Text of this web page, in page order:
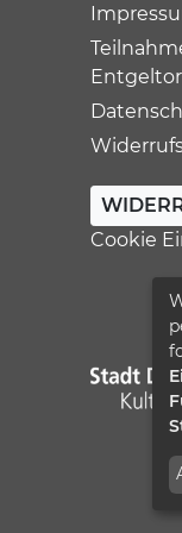
Cookie